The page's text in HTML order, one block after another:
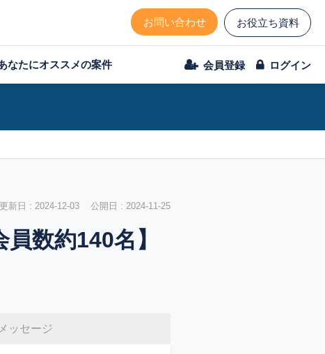
お問い合わせ お役立ち資料
なたにオススメの案件 会員登録 ログイン
新日 : 2024-12-03 公開日 : 2024-11-25
数約140名】
ッセージ